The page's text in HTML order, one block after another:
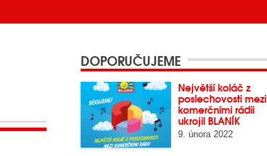
DOPORUČUJEME
Největší koláč z
poslechovosti mezi
komerčními rádii
ukrojil BLANÍK
9. února 2022